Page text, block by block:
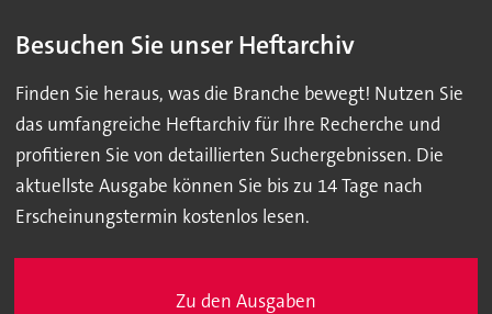
Besuchen Sie unser Heftarchiv
Finden Sie heraus, was die Branche bewegt! Nutzen Sie
das umfangreiche Heftarchiv für Ihre Recherche und
profitieren Sie von detaillierten Suchergebnissen. Die
aktuellste Ausgabe können Sie bis zu 14 Tage nach
Erscheinungstermin kostenlos lesen.
Zu den Ausgaben